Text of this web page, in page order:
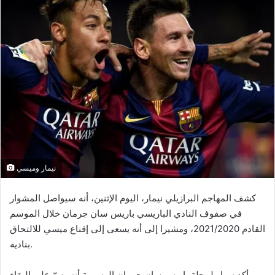
l
w
o
X
o
y
e
u
n
c
o
u
r
r
i
l
نيمار وميسي
كشف المهاجم البرازيلي نيمار، اليوم الإثنين، أنه سيواصل المشوار
في صفوف النادي الباريسي باريس سان جرمان خلال الموسم
القادم 2021/2020، ومشيرا إلى أنه يسعى إلى إقناع ميسي للالتحاق
بناديه.